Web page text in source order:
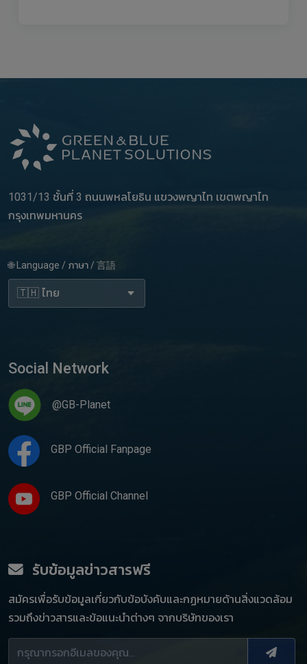
1031/13 ชั้นที่ 3 ถนนพหลโยธิน แขวงพญาไท เขตพญาไท
กรุงเทพมหานคร
🌐 Language / ภาษา / 言語
Social Network
@GB-Planet
GBP Official Fanpage
GBP Official Channel
รับข้อมูลข่าวสารฟรี
สมัครเพื่อรับข้อมูลเกี่ยวกับข้อบังคับและกฏหมายด้านสิ่งแวดล้อม
รวมถึงข่าวสารและข้อแนะนำต่างๆ จากบริษัทของเรา